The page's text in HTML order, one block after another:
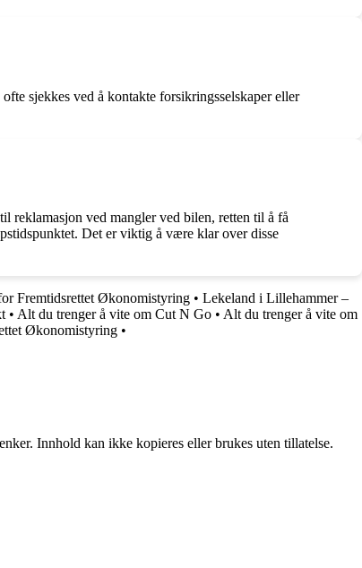
sjekkes ved å kontakte forsikringsselskaper eller
reklamasjon ved mangler ved bilen, retten til å få
Det er viktig å være klar over disse
Fremtidsrettet Økonomistyring • Lekeland i Lillehammer –
• Alt du trenger å vite om Cut N Go • Alt du trenger å vite om
Økonomistyring •
Innhold kan ikke kopieres eller brukes uten tillatelse.